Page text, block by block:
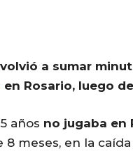
a sumar
en Rosario, luego
años no jugaba en
8 meses, en la